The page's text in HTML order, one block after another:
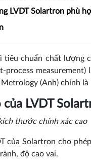
LVDT Solartron phù
chuẩn chất lượng
process
(Anh) chính
của LVDT
thước chính xác cao
của Solartron cho
độ cao vai.